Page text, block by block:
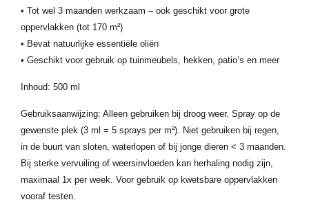
• Tot wel 3 maanden werkzaam – ook geschikt voor grote
oppervlakken (tot 170 m²)
• Bevat natuurlijke essentiële oliën
• Geschikt voor gebruik op tuinmeubels, hekken, patio’s en meer
Inhoud: 500 ml
Gebruiksaanwijzing: Alleen gebruiken bij droog weer. Spray op de
gewenste plek (3 ml = 5 sprays per m²). Niet gebruiken bij regen,
in de buurt van sloten, waterlopen of bij jonge dieren < 3 maanden.
Bij sterke vervuiling of weersinvloeden kan herhaling nodig zijn,
maximaal 1x per week. Voor gebruik op kwetsbare oppervlakken
vooraf testen.